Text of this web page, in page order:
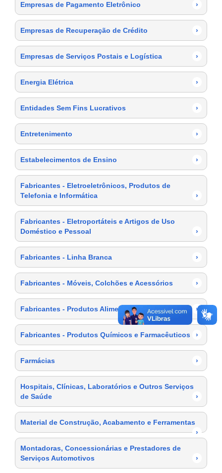
Empresas de Pagamento Eletrônico
›
Empresas de Recuperação de Crédito ›
Empresas de Serviços Postais e Logística ›
Energia Elétrica ›
Entidades Sem Fins Lucrativos ›
Entretenimento ›
Estabelecimentos de Ensino ›
Fabricantes - Eletroeletrônicos, Produtos de
Telefonia e Informática
›
Fabricantes - Eletroportáteis e Artigos de Uso
Doméstico e Pessoal
›
Fabricantes - Linha Branca ›
Fabricantes - Móveis, Colchões e Acessórios ›
Fabricantes - Produtos Alimentícios ›
Fabricantes - Produtos Químicos e Farmacêuticos ›
Farmácias ›
Hospitais, Clínicas, Laboratórios e Outros Serviços
de Saúde
›
Material de Construção, Acabamento e Ferramentas
›
Montadoras, Concessionárias e Prestadores de
Serviços Automotivos
›